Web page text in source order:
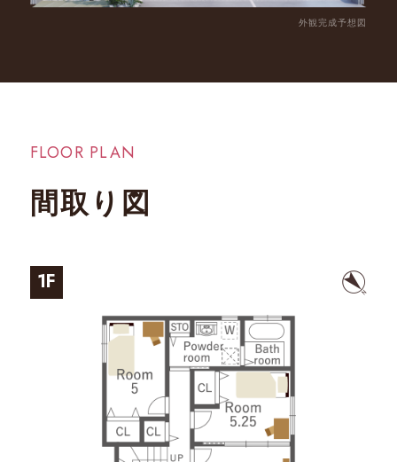
外観完成予想図
FLOOR PLAN
間取り図
1F